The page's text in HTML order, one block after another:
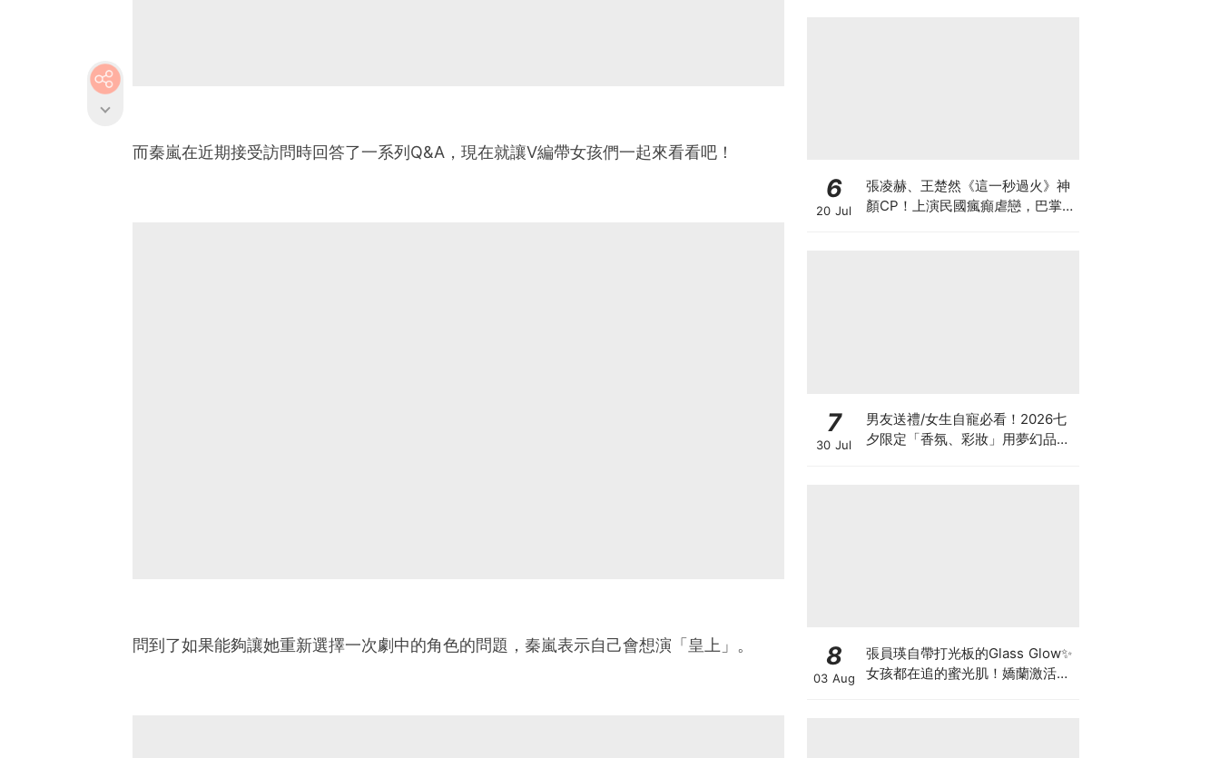
而秦嵐在近期接受訪問時回答了一系列Q&A，現在就讓V編帶女孩們一起來看看吧！
問到了如果能夠讓她重新選擇一次劇中的角色的問題，秦嵐表示自己會想演「皇上」。
6
20 Jul
張凌赫、王楚然《這一秒過火》神
顏CP！上演民國瘋癲虐戀，巴掌
7
30 Jul
男友送禮/女生自寵必看！2026七
夕限定「香氛、彩妝」用夢幻品項
8
03 Aug
張員瑛自帶打光板的Glass Glow✨
女孩都在追的蜜光肌！嬌蘭激活能